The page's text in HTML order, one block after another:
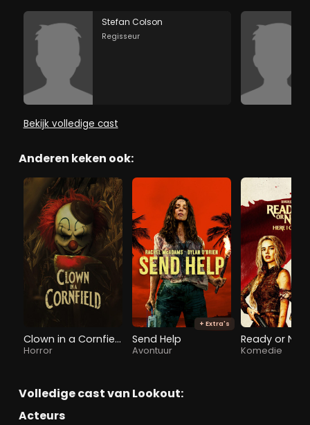
Stefan Colson
Regisseur
Bekijk volledige cast
Anderen keken ook:
Clown in a Cornfield
Horror
+ Extra's
Send Help
Avontuur Komedie
Volledige cast van Lookout:
Acteurs